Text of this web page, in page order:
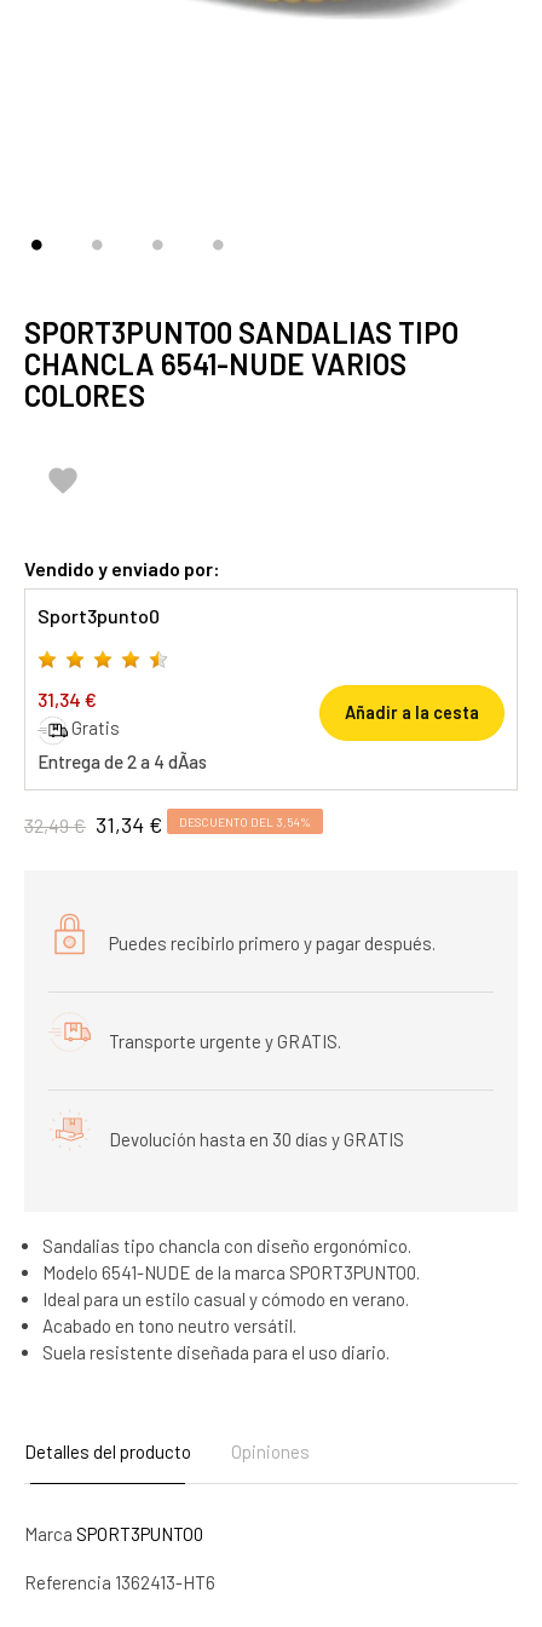
SPORT3PUNTO0 SANDALIAS TIPO
CHANCLA 6541-NUDE VARIOS
COLORES

Vendido y enviado por:
Sport3punto0
31,34 €
Gratis
Entrega de 2 a 4 dÃ­as
Añadir a la cesta
32,49 € 31,34 € DESCUENTO DEL 3,54%
Puedes recibirlo primero y pagar después.
Transporte urgente y GRATIS.
Devolución hasta en 30 días y GRATIS
Sandalias tipo chancla con diseño ergonómico.
Modelo 6541-NUDE de la marca SPORT3PUNTO0.
Ideal para un estilo casual y cómodo en verano.
Acabado en tono neutro versátil.
Suela resistente diseñada para el uso diario.
Detalles del producto Opiniones
Marca SPORT3PUNTO0
Referencia 1362413-HT6